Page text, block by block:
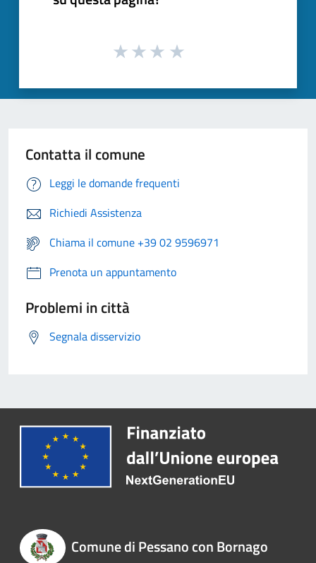
Contatta il comune
Leggi le domande frequenti
Richiedi Assistenza
Chiama il comune +39 02 9596971
Prenota un appuntamento
Problemi in città
Segnala disservizio
Comune di Pessano con Bornago